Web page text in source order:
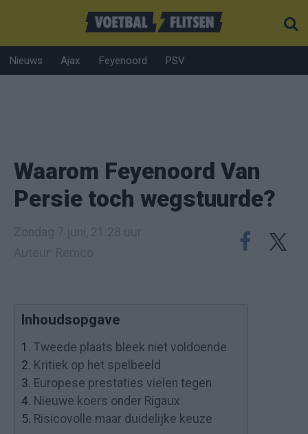
Nieuws Ajax Feyenoord PSV
Waarom Feyenoord Van
Persie toch wegstuurde?
Inhoudsopgave
1. Tweede plaats bleek niet voldoende
2. Kritiek op het spelbeeld
3. Europese prestaties vielen tegen
4. Nieuwe koers onder Rigaux
5. Risicovolle maar duidelijke keuze